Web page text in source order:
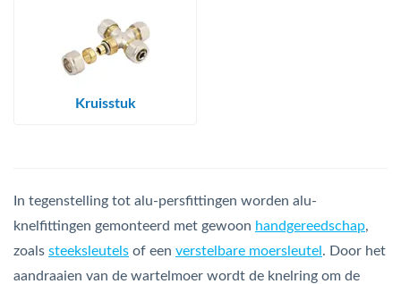
Kruisstuk
In tegenstelling tot alu-persfittingen worden alu-
knelfittingen gemonteerd met gewoon handgereedschap,
zoals steeksleutels of een verstelbare moersleutel . Door het
aandraaien van de wartelmoer wordt de knelring om de